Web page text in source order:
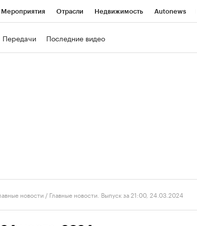
Мероприятия Отрасли Недвижимость Autonews
Передачи Последние видео
новости / Главные новости. Выпуск за 21:00, 24.03.2024